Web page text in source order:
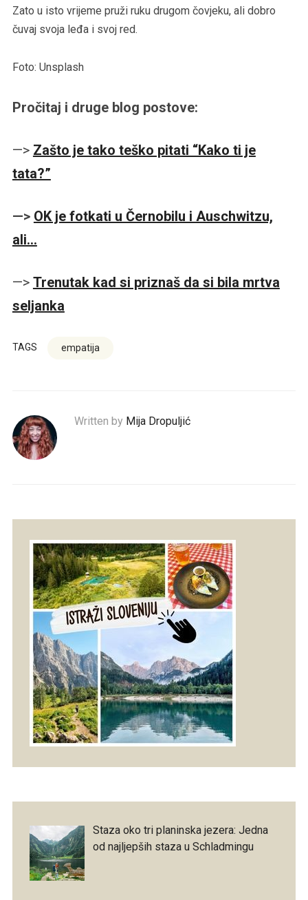
Zato u isto vrijeme pruži ruku drugom čovjeku, ali dobro
čuvaj svoja leđa i svoj red.
Foto: Unsplash
Pročitaj i druge blog postove:
—> Zašto je tako teško pitati “Kako ti je
tata?”
—> OK je fotkati u Černobilu i Auschwitzu,
ali…
—> Trenutak kad si priznaš da si bila mrtva
seljanka
TAGS empatija
Written by Mija Dropuljić
Staza oko tri planinska jezera: Jedna
od najljepših staza u Schladmingu